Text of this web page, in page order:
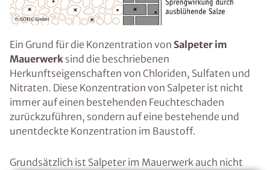
Ein Grund für die Konzentration von Salpeter im
Mauerwerk sind die beschriebenen
Herkunftseigenschaften von Chloriden, Sulfaten und
Nitraten. Diese Konzentration von Salpeter ist nicht
immer auf einen bestehenden Feuchteschaden
zurückzuführen, sondern auf eine bestehende und
unentdeckte Konzentration im Baustoff.
Grundsätzlich ist Salpeter im Mauerwerk auch nicht